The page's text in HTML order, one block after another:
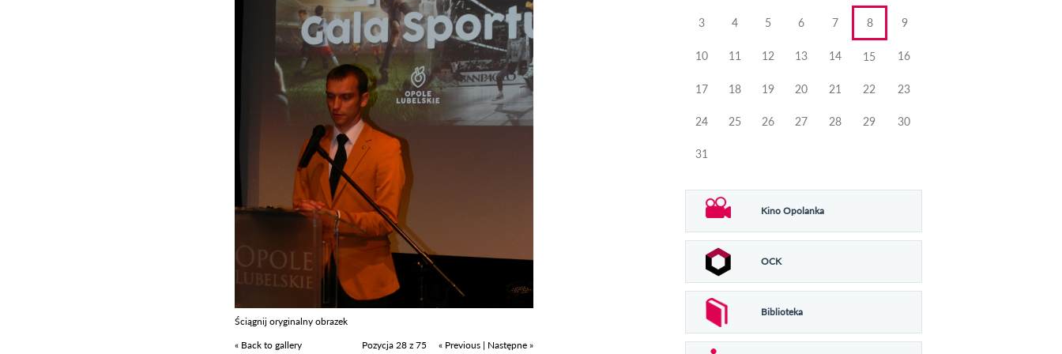
Ściągnij oryginalny obrazek
« Back to gallery
Pozycja 28 z 75 « Previous | Następne »
3 4 5 6 7 8 9
10 11 12 13 14 15 16
17 18 19 20 21 22 23
24 25 26 27 28 29 30
31
Kino Opolanka
OCK
Biblioteka